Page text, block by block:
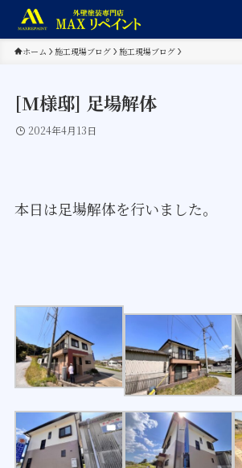
ホーム 施工現場ブログ 施工現場ブログ
[M様邸] 足場解体
2024年4月13日
本日は足場解体を行いました。